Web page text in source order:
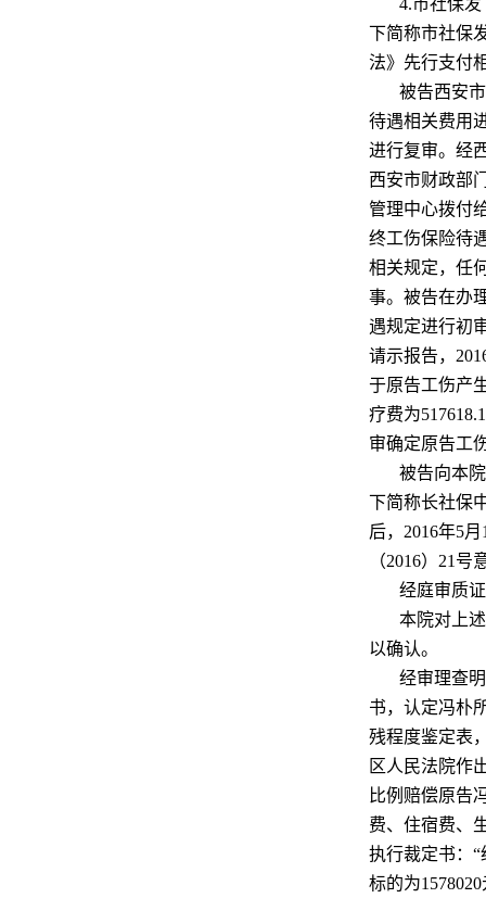
4.市社保
下简称市社保
法》先行支付
被告西安
待遇相关费用
进行复审。经
西安市财政部
管理中心拨付
终工伤保险待
相关规定，任
事。被告在办
遇规定进行初
请示报告，
于原告工伤产
疗费为
审确定原告工
被告向本
下简称长社保
后，2016年5
（2016）21号
经庭审质
本院对上
以确认。
经审理查
书，认定冯朴
残程度鉴定表
区人民法院作
比例赔偿原告
费、住宿费、
执行裁定书：
标的为